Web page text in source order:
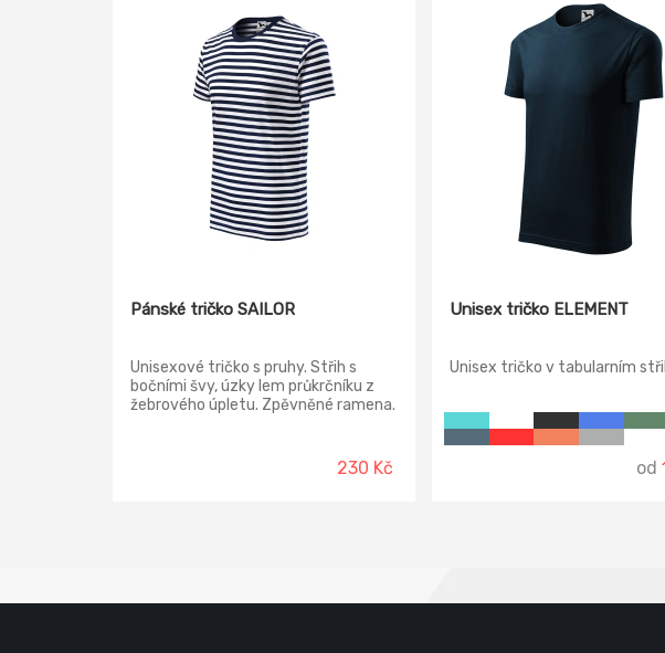
Pánské tričko SAILOR
Unisexové tričko s pruhy. Střih s
bočními švy, úzky lem průkrčníku z
žebrového úpletu. Zpěvněné ramena.
230 Kč
Unisex tričko ELEMENT
Unisex tričko v tabularním
od